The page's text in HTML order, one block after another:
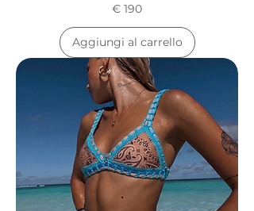
Prezzo
€ 190
Aggiungi al carrello